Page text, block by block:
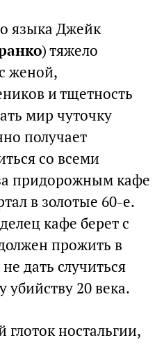
языка Джейк
) тяжело
женой,
и тщетность
мир чуточку
получает
со всеми
придорожным кафе
в золотые 60-е.
кафе берет с
прожить в
дать случиться
20 века.
ностальгии,